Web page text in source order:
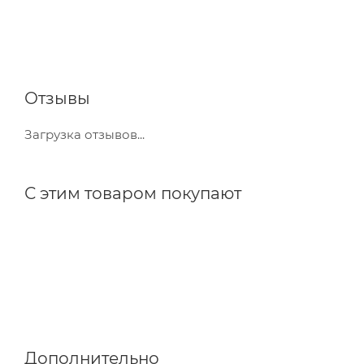
Отзывы
Загрузка отзывов...
С этим товаром покупают
Дополнительно